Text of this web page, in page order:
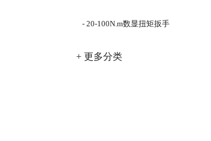
- 20-100N.m数显扭矩扳手
+ 更多分类